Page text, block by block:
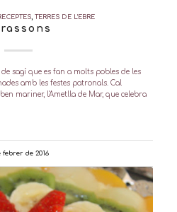
, TERRES DE L'EBRE
sagí que es fan a molts pobles de les
amb les festes patronals. Cal
mariner, l'Ametlla de Mar, que celebra
febrer de 2016